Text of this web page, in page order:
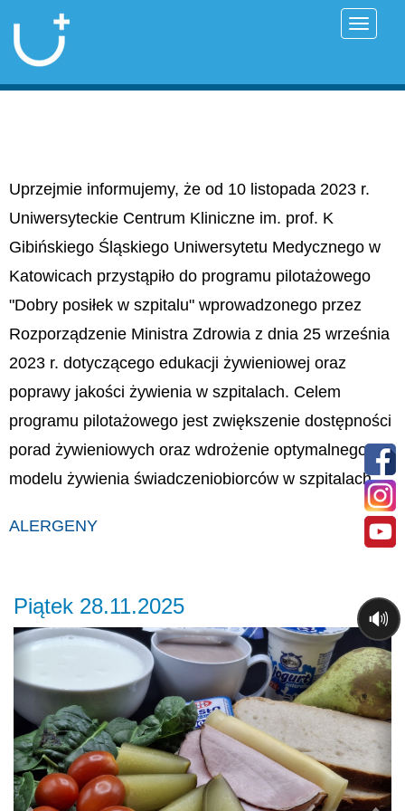
Uprzejmie informujemy, że od 10 listopada 2023 r.
Uniwersyteckie Centrum Kliniczne im. prof. K
Gibińskiego Śląskiego Uniwersytetu Medycznego w
Katowicach przystąpiło do programu pilotażowego
"Dobry posiłek w szpitalu" wprowadzonego przez
Rozporządzenie Ministra Zdrowia z dnia 25 września
2023 r. dotyczącego edukacji żywieniowej oraz
poprawy jakości żywienia w szpitalach. Celem
programu pilotażowego jest zwiększenie dostępności
porad żywieniowych oraz wdrożenie optymalnego
modelu żywienia świadczeniobiorców w szpitalach.
ALERGENY
Piątek 28.11.2025
Previous
🔊